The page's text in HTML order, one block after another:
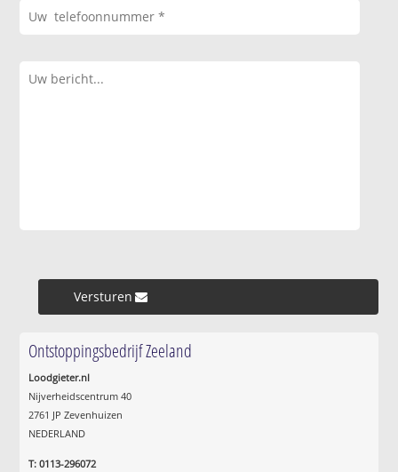
Versturen »
Ontstoppingsbedrijf Zeeland
Loodgieter.nl
Nijverheidscentrum 40
2761 JP Zevenhuizen
NEDERLAND
T: 0113-296072